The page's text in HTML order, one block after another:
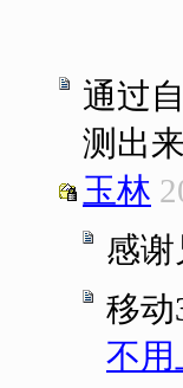
通过
测出
玉林
感谢
移动
不用